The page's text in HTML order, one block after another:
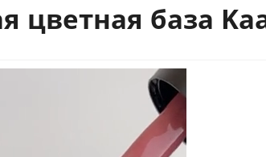
цветная база